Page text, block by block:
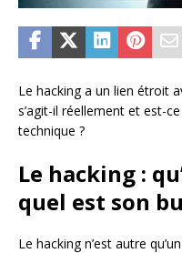
Le hacking a un lien étroit
s’agit-il réellement et est-
technique ?
Le hacking :
quel est son
Le hacking n’est autre